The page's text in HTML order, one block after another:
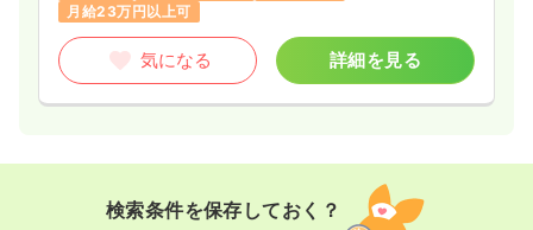
月給23万円以上可
気になる 詳細を見る
検索条件を保存しておく？